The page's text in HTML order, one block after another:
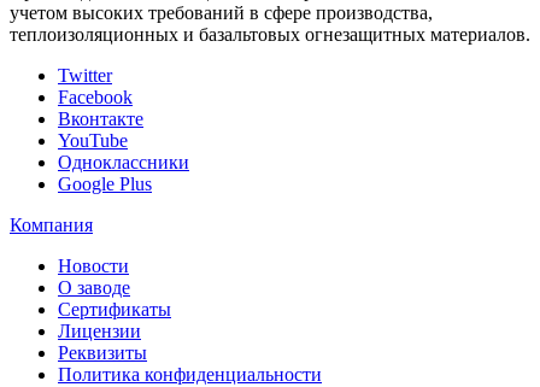
учетом высоких требований в сфере производства,
теплоизоляционных и базальтовых огнезащитных материалов.
Twitter
Facebook
Вконтакте
YouTube
Одноклассники
Google Plus
Компания
Новости
О заводе
Сертификаты
Лицензии
Реквизиты
Политика конфиденциальности